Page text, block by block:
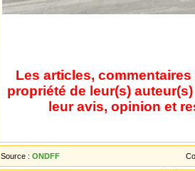
Les articles,
propriété de leur(s)
leur avis, opinion et
Source : ONDFF